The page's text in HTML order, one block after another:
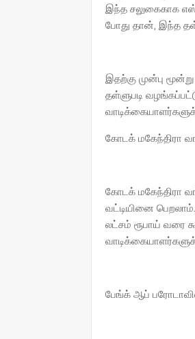
இந்த சலுகைகாக
போது தான், இந்த
இதற்கு முன்பு
தள்ளுபடி
கோடக் மகேந்திரா
கோடக் மகேந்திரா
வட்டியினை
லட்சம் ரூபாய் வரை
பேங்க் ஆப்